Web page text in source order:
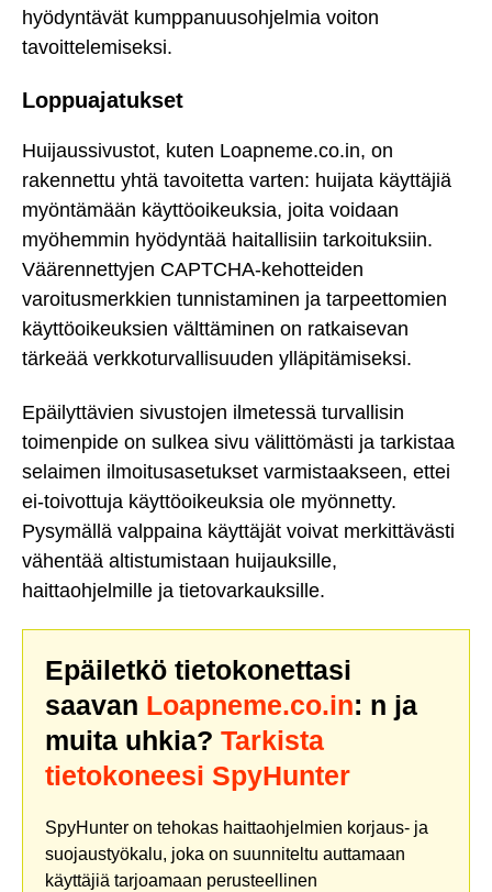
hyödyntävät kumppanuusohjelmia voiton
tavoittelemiseksi.
Loppuajatukset
Huijaussivustot, kuten Loapneme.co.in, on
rakennettu yhtä tavoitetta varten: huijata käyttäjiä
myöntämään käyttöoikeuksia, joita voidaan
myöhemmin hyödyntää haitallisiin tarkoituksiin.
Väärennettyjen CAPTCHA-kehotteiden
varoitusmerkkien tunnistaminen ja tarpeettomien
käyttöoikeuksien välttäminen on ratkaisevan
tärkeää verkkoturvallisuuden ylläpitämiseksi.
Epäilyttävien sivustojen ilmetessä turvallisin
toimenpide on sulkea sivu välittömästi ja tarkistaa
selaimen ilmoitusasetukset varmistaakseen, ettei
ei-toivottuja käyttöoikeuksia ole myönnetty.
Pysymällä valppaina käyttäjät voivat merkittävästi
vähentää altistumistaan huijauksille,
haittaohjelmille ja tietovarkauksille.
Epäiletkö tietokonettasi
saavan Loapneme.co.in: n ja
muita uhkia? Tarkista
tietokoneesi SpyHunter
SpyHunter on tehokas haittaohjelmien korjaus- ja
suojaustyökalu, joka on suunniteltu auttamaan
käyttäjiä tarjoamaan perusteellinen